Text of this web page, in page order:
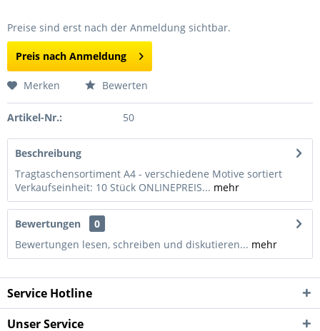
Preise sind erst nach der Anmeldung sichtbar.
Preis nach Anmeldung
Merken Bewerten
Artikel-Nr.: 50
Beschreibung
Tragtaschensortiment A4 - verschiedene Motive sortiert
Verkaufseinheit: 10 Stück ONLINEPREIS... mehr
Bewertungen
0
Bewertungen lesen, schreiben und diskutieren... mehr
Service Hotline
Unser Service